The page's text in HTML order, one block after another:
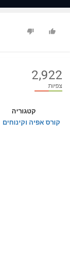
2,922
צפיות
קטגוריה
קורס אפיה וקינוחים